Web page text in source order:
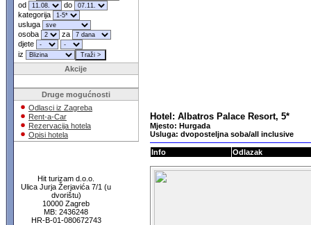
od
do
kategorija
usluga
osoba
za
djete
iz
Akcije
Druge mogućnosti
Odlasci iz Zagreba
Rent-a-Car
Rezervacija hotela
Opisi hotela
Hit turizam d.o.o.
Ulica Jurja Žerjavića 7/1 (u
dvorištu)
10000 Zagreb
MB: 2436248
HR-B-01-080672743
Hotel: Albatros Palace Resort, 5*
Mjesto: Hurgada
Usluga: dvoposteljna soba/all inclusive
Info Odlazak